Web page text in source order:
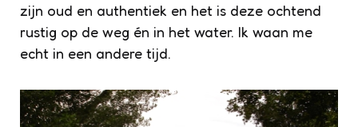
zijn oud en authentiek en het is deze ochtend
rustig op de weg én in het water. Ik waan me
echt in een andere tijd.